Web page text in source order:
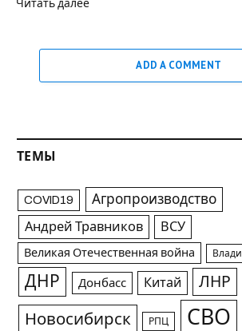
Читать далее
ADD A COMMENT
ТЕМЫ
COVID19 Агропроизводство
Андрей Травников ВСУ
Великая Отечественная война
ДНР Донбасс Китай ЛНР
Новосибирск РПЦ СВО